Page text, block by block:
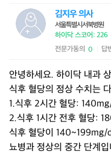
김지우 의사
서울특별시서북병원
하이닥 스코어: 226
전문가동의 0 답
안녕하세요. 하이닥 내과
식후 혈당의 정상 수치는
1.식후 2시간 혈당:
2.식후 1시간 전후 혈당:
식후 혈당이 140~199mg/
뇨병과 정상의 중간 단계입